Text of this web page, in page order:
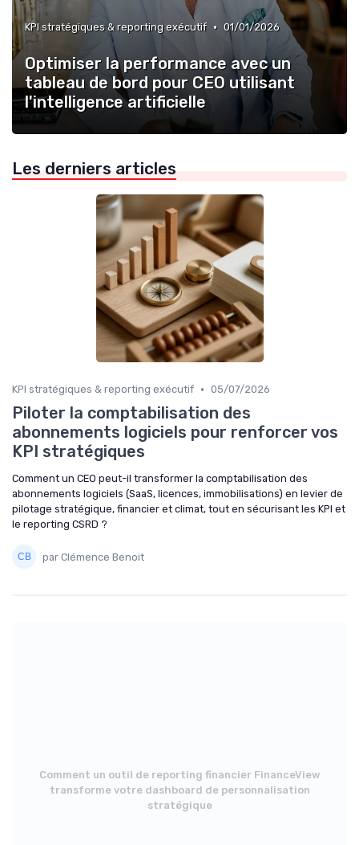
KPI stratégiques & reporting exécutif • 01/01/2026
Optimiser la performance avec un
tableau de bord pour CEO utilisant
l'intelligence artificielle
Les derniers articles
KPI stratégiques & reporting exécutif • 05/07/2026
Piloter la comptabilisation des
abonnements logiciels pour renforcer vos
KPI stratégiques
Comment un CEO peut-il transformer la comptabilisation des
abonnements logiciels (SaaS, licences, immobilisations) en levier de
pilotage stratégique, financier et climat, tout en sécurisant les KPI et
le reporting CSRD ?
par Clémence Benoit
Comment un outil de reporting financier FinanceView
transforme votre dashboard de personnalisation
stratégique